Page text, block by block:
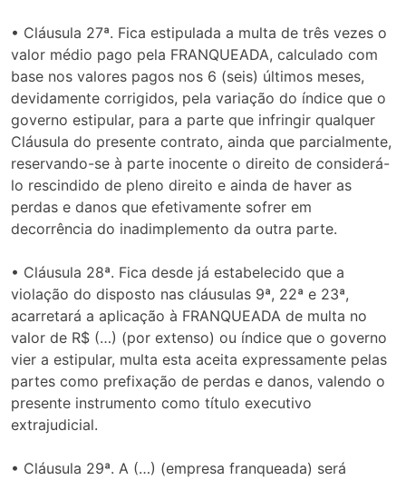
• Cláusula 27ª. Fica estipulada a multa de três vezes o
valor médio pago pela FRANQUEADA, calculado com
base nos valores pagos nos 6 (seis) últimos meses,
devidamente corrigidos, pela variação do índice que o
governo estipular, para a parte que infringir qualquer
Cláusula do presente contrato, ainda que parcialmente,
reservando-se à parte inocente o direito de considerá-
lo rescindido de pleno direito e ainda de haver as
perdas e danos que efetivamente sofrer em
decorrência do inadimplemento da outra parte.
• Cláusula 28ª. Fica desde já estabelecido que a
violação do disposto nas cláusulas 9ª, 22ª e 23ª,
acarretará a aplicação à FRANQUEADA de multa no
valor de R$ (…) (por extenso) ou índice que o governo
vier a estipular, multa esta aceita expressamente pelas
partes como prefixação de perdas e danos, valendo o
presente instrumento como título executivo
extrajudicial.
• Cláusula 29ª. A (…) (empresa franqueada) será